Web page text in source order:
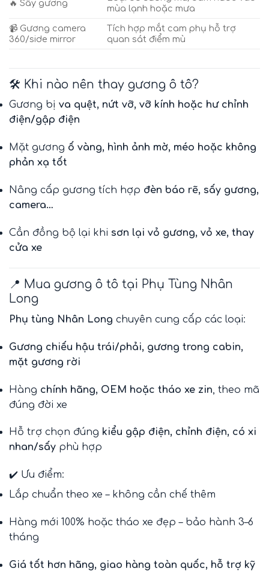
🔥 Sấy gương
mùa lạnh hoặc mưa
📹 Gương camera
360/side mirror
Tích hợp mắt cam phụ hỗ trợ
quan sát điểm mù
🛠️ Khi nào nên thay gương ô tô?
Gương bị va quệt, nứt vỡ, vỡ kính hoặc hư chỉnh
điện/gập điện
Mặt gương ố vàng, hình ảnh mờ, méo hoặc không
phản xạ tốt
Nâng cấp gương tích hợp đèn báo rẽ, sấy gương,
camera…
Cần đồng bộ lại khi sơn lại vỏ gương, vỏ xe, thay
cửa xe
📍 Mua gương ô tô tại Phụ Tùng Nhân
Long
Phụ tùng Nhân Long chuyên cung cấp các loại:
Gương chiếu hậu trái/phải, gương trong cabin,
mặt gương rời
Hàng chính hãng, OEM hoặc tháo xe zin, theo mã
đúng đời xe
Hỗ trợ chọn đúng kiểu gập điện, chỉnh điện, có xi
nhan/sấy phù hợp
✔️ Ưu điểm:
Lắp chuẩn theo xe – không cần chế thêm
Hàng mới 100% hoặc tháo xe đẹp – bảo hành 3–6
tháng
Giá tốt hơn hãng, giao hàng toàn quốc, hỗ trợ kỹ